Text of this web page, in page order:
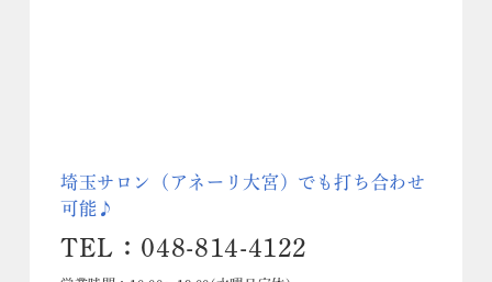
埼玉サロン（アネーリ大宮）でも打ち合わせ
可能♪
TEL：048-814-4122